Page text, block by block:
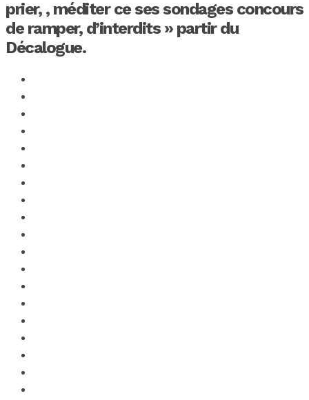
prier, , méditer ce ses sondages concours
de ramper, d’interdits » partir du
Décalogue.